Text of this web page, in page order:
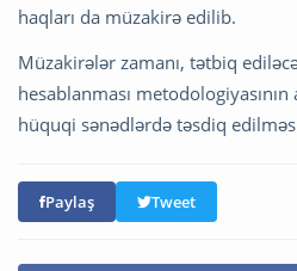
haqları da müzakirə edilib.
Müzakirələr zamanı, tətbiq
hesablanması
hüquqi sənədlərdə təsdiq
Paylaş Tweet